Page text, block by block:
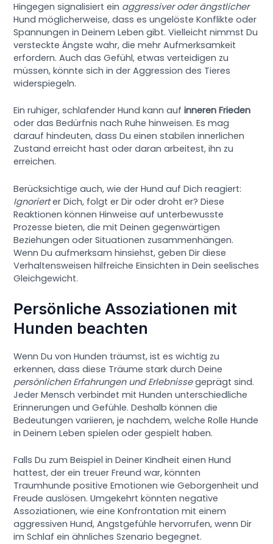
Hingegen signalisiert ein aggressiver oder ängstlicher
Hund möglicherweise, dass es ungelöste Konflikte oder
Spannungen in Deinem Leben gibt. Vielleicht nimmst Du
versteckte Ängste wahr, die mehr Aufmerksamkeit
erfordern. Auch das Gefühl, etwas verteidigen zu
müssen, könnte sich in der Aggression des Tieres
widerspiegeln.
Ein ruhiger, schlafender Hund kann aufinneren Frieden
oder das Bedürfnis nach Ruhe hinweisen. Es mag
darauf hindeuten, dass Du einen stabilen innerlichen
Zustand erreicht hast oder daran arbeitest, ihn zu
erreichen.
Berücksichtige auch, wie der Hund auf Dich reagiert:
Ignorierter Dich, folgt er Dir oder droht er? Diese
Reaktionen können Hinweise auf unterbewusste
Prozesse bieten, die mit Deinen gegenwärtigen
Beziehungen oder Situationen zusammenhängen.
Wenn Du aufmerksam hinsiehst, geben Dir diese
Verhaltensweisen hilfreiche Einsichten in Dein seelisches
Gleichgewicht.
Persönliche Assoziationen mit
Hunden beachten
Wenn Du von Hunden träumst, ist es wichtig zu
erkennen, dass diese Träume stark durch Deine
persönlichen Erfahrungen und Erlebnissegeprägt sind.
Jeder Mensch verbindet mit Hunden unterschiedliche
Erinnerungen und Gefühle. Deshalb können die
Bedeutungen variieren, je nachdem, welche Rolle Hunde
in Deinem Leben spielen oder gespielt haben.
Falls Du zum Beispiel in Deiner Kindheit einen Hund
hattest, der ein treuer Freund war, könnten
Traumhunde positive Emotionen wie Geborgenheit und
Freude auslösen. Umgekehrt könnten negative
Assoziationen, wie eine Konfrontation mit einem
aggressiven Hund, Angstgefühle hervorrufen, wenn Dir
im Schlaf ein ähnliches Szenario begegnet.